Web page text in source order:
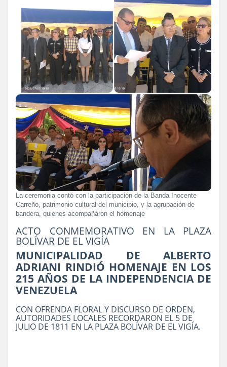
La ceremonia contó con la participación de la Banda Inocente
Carreño, patrimonio cultural del municipio, y la agrupación de
bandera, quienes acompañaron el homenaje
ACTO CONMEMORATIVO EN LA PLAZA
BOLÍVAR DE EL VIGÍA
MUNICIPALIDAD DE ALBERTO
ADRIANI RINDIÓ HOMENAJE EN LOS
215 AÑOS DE LA INDEPENDENCIA DE
VENEZUELA
CON OFRENDA FLORAL Y DISCURSO DE ORDEN,
AUTORIDADES LOCALES RECORDARON EL 5 DE
JULIO DE 1811 EN LA PLAZA BOLÍVAR DE EL VIGÍA.